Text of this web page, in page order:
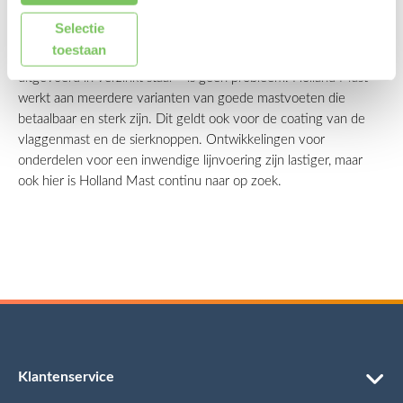
Selectie
toestaan
verduurzamen. Zo is henneptouw al goed toepasbaar, maar de
levensduur is nu nog wel korter. De mastvoeten vormen een
grotere uitdaging. Een metalen kikker of schootoog – doorgaans
uitgevoerd in verzinkt staal – is geen probleem. Holland Mast
werkt aan meerdere varianten van goede mastvoeten die
betaalbaar en sterk zijn. Dit geldt ook voor de coating van de
vlaggenmast en de sierknoppen. Ontwikkelingen voor
onderdelen voor een inwendige lijnvoering zijn lastiger, maar
ook hier is Holland Mast continu naar op zoek.
Klantenservice